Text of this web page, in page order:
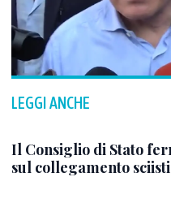
LEGGI ANCHE
Il Consiglio di Stato
sul collegamento